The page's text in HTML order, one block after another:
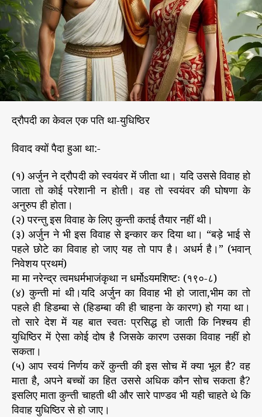
r
की
वि
वा
हि
ता
त्नी
थी
द्रौपदी का केवल एक पति था-युधिष्ठिर
विवाद क्यों पैदा हुआ था:-
(१) अर्जुन ने द्रौपदी को स्वयंवर में जीता था। यदि उससे विवाह हो
जाता तो कोई परेशानी न होती। वह तो स्वयंवर की घोषणा के
अनुरुप ही होता।
(२) परन्तु इस विवाह के लिए कुन्ती कतई तैयार नहीं थी।
(३) अर्जुन ने भी इस विवाह से इन्कार कर दिया था। “बड़े भाई से
पहले छोटे का विवाह हो जाए यह तो पाप है। अधर्म है।” (भवान्
निवेशय प्रथमं)
मा मा नरेन्द्र त्वमधर्मभाजंकृथा न धर्मोsयमशिष्टः (१९०-८)
(४) कुन्ती मां थी।यदि अर्जुन का विवाह भी हो जाता,भीम का तो
पहले ही हिडम्बा से (हिडम्बा की ही चाहना के कारण) हो गया था।
तो सारे देश में यह बात स्वतः प्रसिद्ध हो जाती कि निश्चय ही
युधिष्ठिर में ऐसा कोई दोष है जिसके कारण उसका विवाह नहीं हो
सकता।
(५) आप स्वयं निर्णय करें कुन्ती की इस सोच में क्या भूल है? वह
माता है, अपने बच्चों का हित उससे अधिक कौन सोच सकता है?
इसलिए माता कुन्ती चाहती थी और सारे पाण्डव भी यही चाहते थे कि
विवाह युधिष्ठिर से हो जाए।